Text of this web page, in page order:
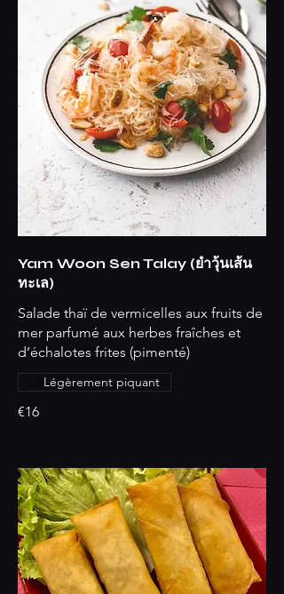
Yam Woon Sen Talay (ยำวุ้นเส้น
ทะเล)
Salade thaï de vermicelles aux fruits de
mer parfumé aux herbes fraîches et
d’échalotes frites (pimenté)
€16
Légèrement piquant